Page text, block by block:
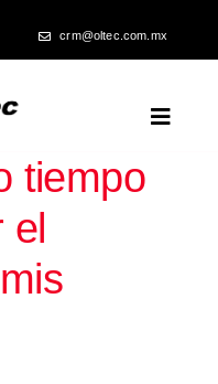
crm@oltec.com.mx
Toggle
tiempo
el